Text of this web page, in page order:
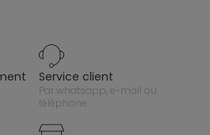
service client
par whatsapp, e-mail ou
téléphone